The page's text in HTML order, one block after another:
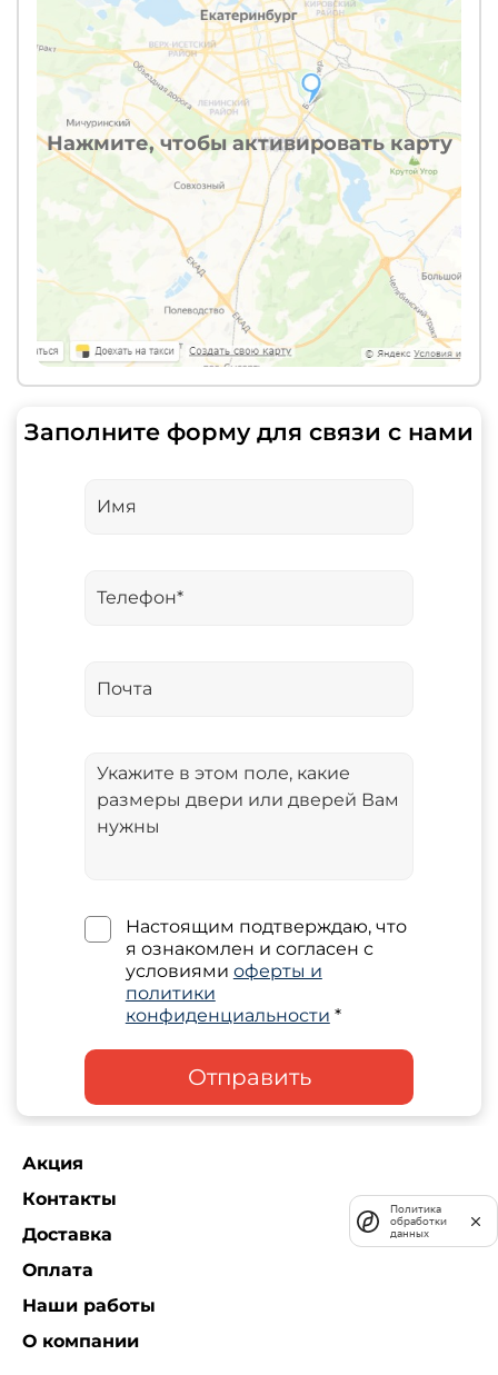
Нажмите, чтобы активировать карту
Заполните форму для связи с нами
Настоящим подтверждаю, что
я ознакомлен и согласен с
условиями оферты и
политики
конфиденциальности *
Отправить
Акция
Контакты
Доставка
Оплата
Наши работы
О компании
Политика
обработки
данных